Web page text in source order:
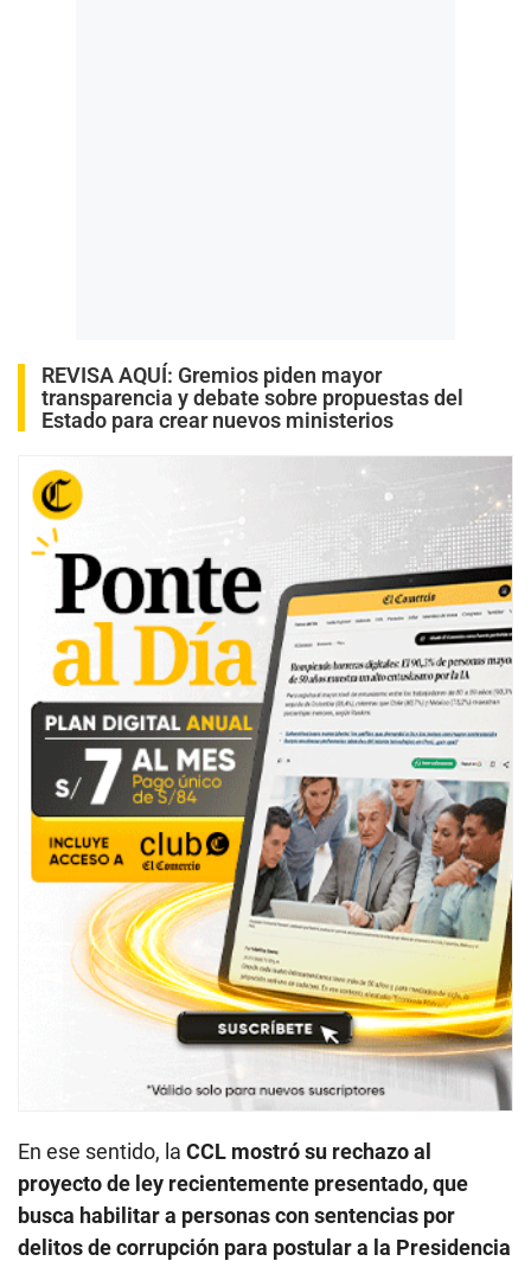
REVISA AQUÍ: Gremios piden mayor
transparencia y debate sobre propuestas del
Estado para crear nuevos ministerios
En ese sentido, la CCL mostró su rechazo al
proyecto de ley recientemente presentado, que
busca habilitar a personas con sentencias por
delitos de corrupción para postular a la Presidencia